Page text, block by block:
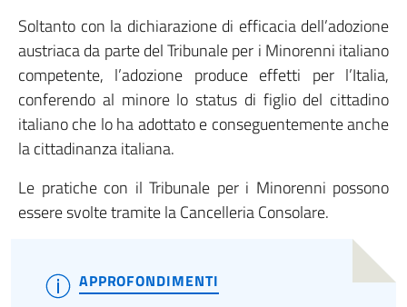
Soltanto con la dichiarazione di efficacia dell’adozione
austriaca da parte del Tribunale per i Minorenni italiano
competente, l’adozione produce effetti per l’Italia,
conferendo al minore lo status di figlio del cittadino
italiano che lo ha adottato e conseguentemente anche
la cittadinanza italiana.
Le pratiche con il Tribunale per i Minorenni possono
essere svolte tramite la Cancelleria Consolare.
APPROFONDIMENTI